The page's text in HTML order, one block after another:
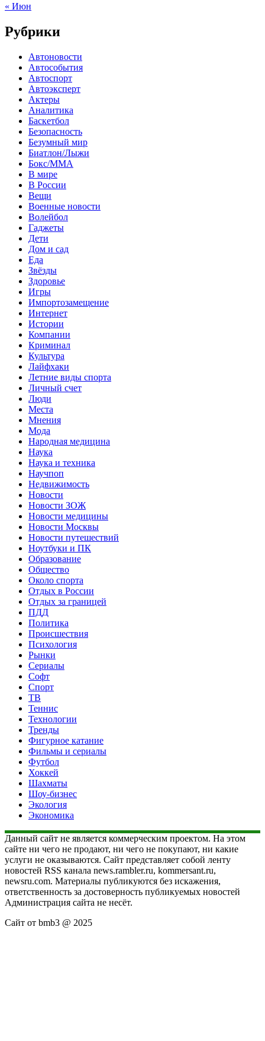
« Июн
Рубрики
Автоновости
Автособытия
Автоспорт
Автоэксперт
Актеры
Аналитика
Баскетбол
Безопасность
Безумный мир
Биатлон/Лыжи
Бокс/MMA
В мире
В России
Вещи
Военные новости
Волейбол
Гаджеты
Дети
Дом и сад
Еда
Звёзды
Здоровье
Игры
Импортозамещение
Интернет
Истории
Компании
Криминал
Культура
Лайфхаки
Летние виды спорта
Личный счет
Люди
Места
Мнения
Мода
Народная медицина
Наука
Наука и техника
Научпоп
Недвижимость
Новости
Новости ЗОЖ
Новости медицины
Новости Москвы
Новости путешествий
Ноутбуки и ПК
Образование
Общество
Около спорта
Отдых в России
Отдых за границей
ПДД
Политика
Происшествия
Психология
Рынки
Сериалы
Софт
Спорт
ТВ
Теннис
Технологии
Тренды
Фигурное катание
Фильмы и сериалы
Футбол
Хоккей
Шахматы
Шоу-бизнес
Экология
Экономика
Данный сайт не является коммерческим проектом. На этом
сайте ни чего не продают, ни чего не покупают, ни какие
услуги не оказываются. Сайт представляет собой ленту
новостей RSS канала news.rambler.ru, kommersant.ru,
newsru.com. Материалы публикуются без искажения,
ответственность за достоверность публикуемых новостей
Администрация сайта не несёт.
Сайт от bmb3 @ 2025